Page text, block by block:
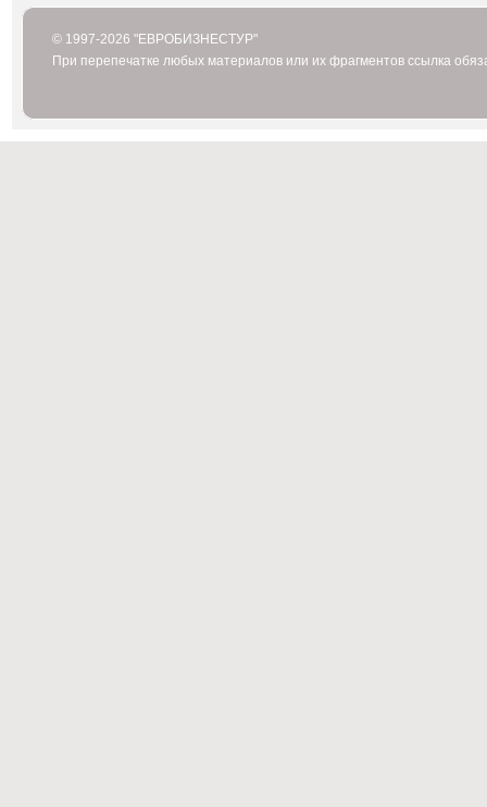
© 1997-2026 "ЕВРОБИЗНЕСТУР"
При перепечатке любых материалов или их фрагментов ссылка